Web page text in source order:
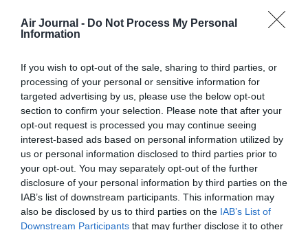
Air Journal - Do Not Process My Personal
Information
If you wish to opt-out of the sale, sharing to third parties, or
processing of your personal or sensitive information for
targeted advertising by us, please use the below opt-out
section to confirm your selection. Please note that after your
opt-out request is processed you may continue seeing
interest-based ads based on personal information utilized by
us or personal information disclosed to third parties prior to
your opt-out. You may separately opt-out of the further
disclosure of your personal information by third parties on the
IAB’s list of downstream participants. This information may
also be disclosed by us to third parties on the IAB’s List of
Downstream Participants that may further disclose it to other
LIRE L'ARTICLE
VOIR PLUS D'ARTICLES
FAIRE UN DON